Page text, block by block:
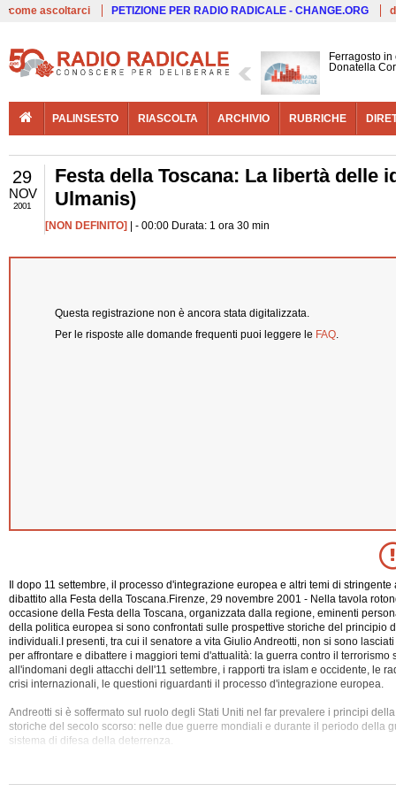
come ascoltarci PETIZIONE PER RADIO RADICALE - CHANGE.ORG
Ferragosto
Donatella
PALINSESTO RIASCOLTA ARCHIVIO RUBRICHE
29
NOV
2001
Festa della Toscana: La libertà delle
Ulmanis)
[NON DEFINITO] | - 00:00 Durata: 1 ora 30 min
Questa registrazione non è ancora stata digitalizzata.
Per le risposte alle domande frequenti puoi leggere le FAQ.
Il dopo 11 settembre, il processo d'integrazione europea e altri temi di
dibattito alla Festa della Toscana.Firenze, 29 novembre 2001 - Nella tavola
occasione della Festa della Toscana, organizzata dalla regione, eminenti
della politica europea si sono confrontati sulle prospettive storiche del principio
individuali.I presenti, tra cui il senatore a vita Giulio Andreotti, non si sono
per affrontare e dibattere i maggiori temi d'attualità: la guerra contro il terrorismo
all'indomani degli attacchi dell'11 settembre, i rapporti tra islam e occidente, le
crisi internazionali, le questioni riguardanti il processo d'integrazione europea.
Andreotti si è soffermato sul ruolo degli Stati Uniti nel far prevalere i principi
storiche del secolo scorso: nelle due guerre mondiali e durante il periodo della
sistema di difesa della deterrenza.
con un contrasto Cristianesimo - Islam.Guntis Ulmanis, ex presidente lettone, ha